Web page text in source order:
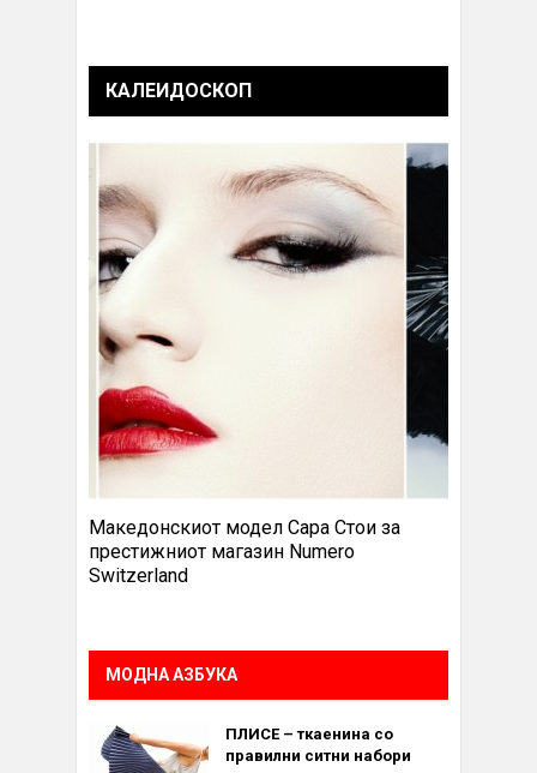
КАЛЕИДОСКОП
Македонскиот модел Сара Стои за
престижниот магазин Numero
Switzerland
МОДНА АЗБУКА
ПЛИСЕ – ткаенина со
правилни ситни набори